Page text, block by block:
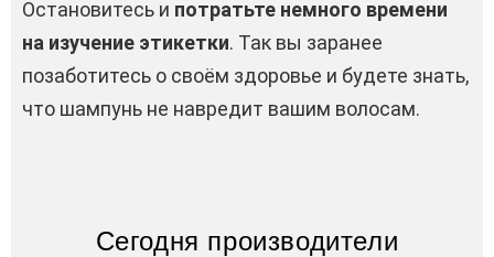
Остановитесь и потратьте немного времени
на изучение этикетки. Так вы заранее
позаботитесь о своём здоровье и будете знать,
что шампунь не навредит вашим волосам.
Сегодня производители